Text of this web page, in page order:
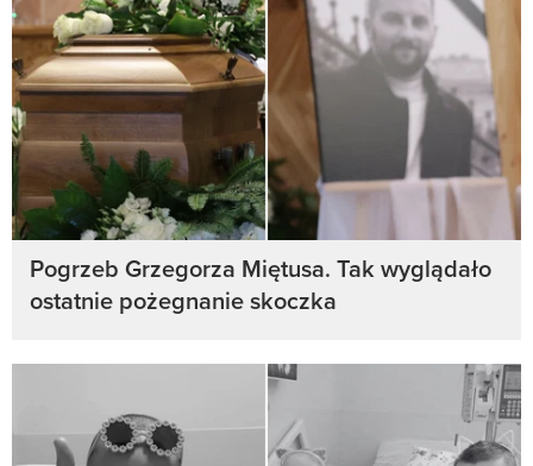
Pogrzeb Grzegorza Miętusa. Tak wyglądało
ostatnie pożegnanie skoczka